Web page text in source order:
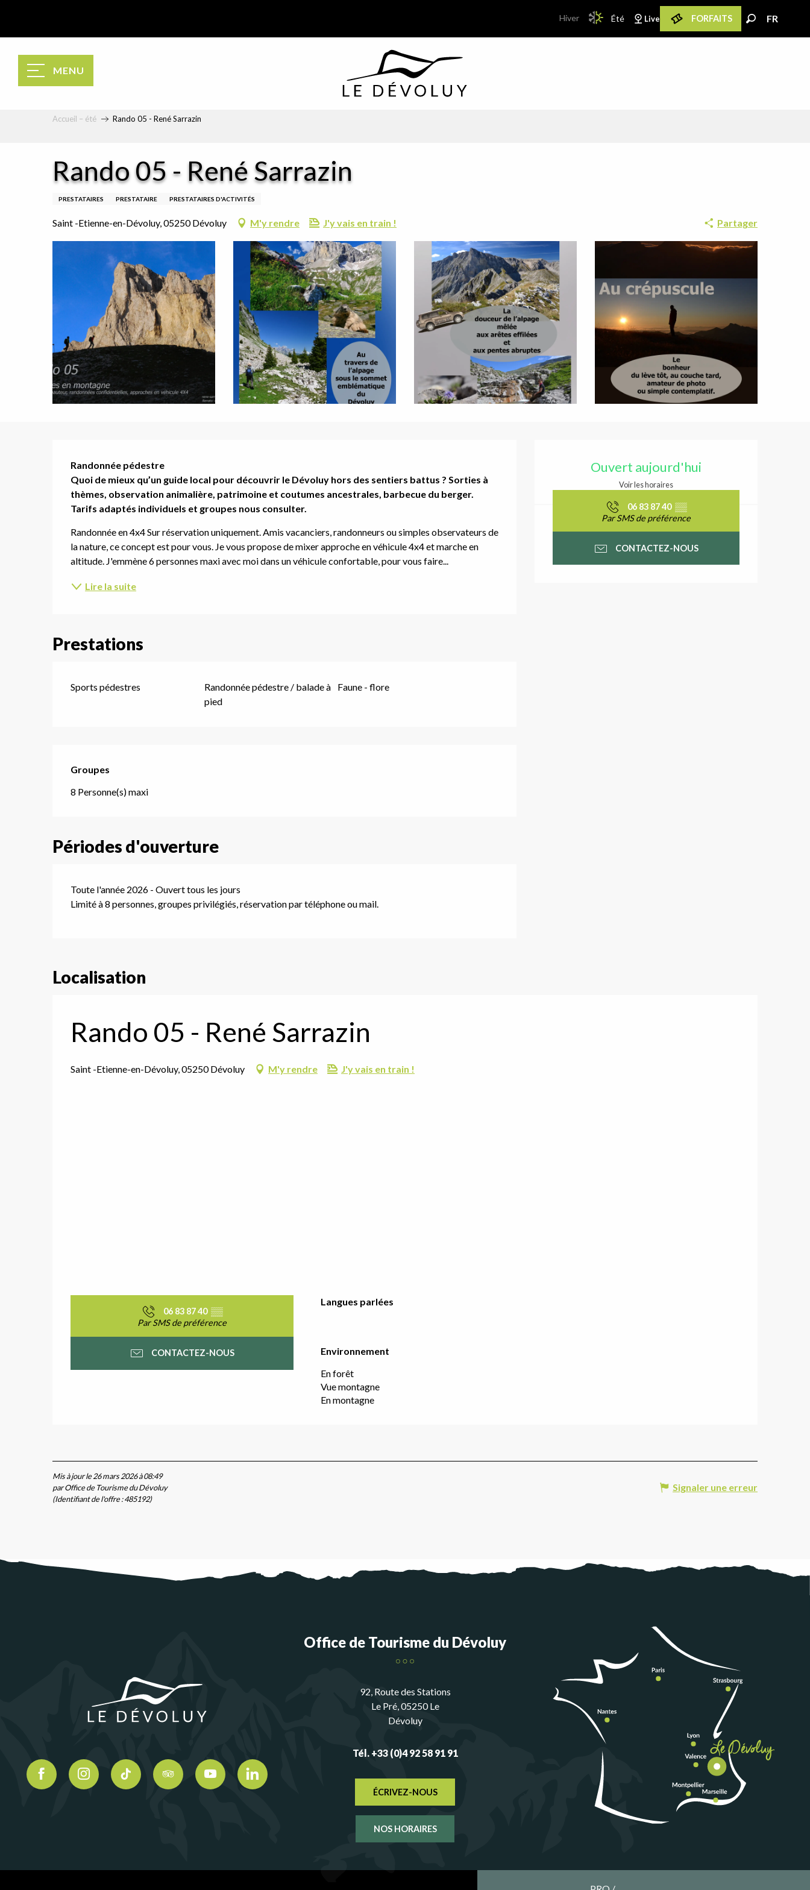
contenu
PAGE D’ACCUEIL ACTUELLE ÉTÉ : PASSER EN MODE HIVER
Hiver PAGE D’ACCUEIL ACTUELLE ÉTÉ : PASSER EN
Été
FR
Live FORFAITS FR
MENU
Accueil – été Rando 05 - René Sarrazin
Rando 05 - René Sarrazin
PRESTATAIRES PRESTATAIRE PRESTATAIRES D'ACTIVITÉS
Saint -Etienne-en-Dévoluy, 05250 Dévoluy M'y rendre J'y vais en train ! Partager
Ouverture et coordonnées
Ouvert aujourd'hui
Voir les horaires
06 83 87 40 ▒▒
Par SMS de préférence
CONTACTEZ-NOUS
Description
Randonnée pédestre
Quoi de mieux qu’un guide local pour découvrir le Dévoluy hors des sentiers battus ? Sorties à
thèmes, observation animalière, patrimoine et coutumes ancestrales, barbecue du berger.
Tarifs adaptés individuels et groupes nous consulter.
Randonnée en 4x4 Sur réservation uniquement. Amis vacanciers, randonneurs ou simples observateurs de
la nature, ce concept est pour vous. Je vous propose de mixer approche en véhicule 4x4 et marche en
altitude. J'emmène 6 personnes maxi avec moi dans un véhicule confortable, pour vous faire...
Lire la suite
Prestations
Sports pédestres
Randonnée pédestre / balade à
pied
Faune - flore
Groupes
Groupes
8 Personne(s) maxi
Périodes d'ouverture
Toute l'année 2026 - Ouvert tous les jours
Limité à 8 personnes, groupes privilégiés, réservation par téléphone ou mail.
Localisation
Rando 05 - René Sarrazin
Saint -Etienne-en-Dévoluy, 05250 Dévoluy M'y rendre J'y vais en train !
06 83 87 40 ▒▒
Par SMS de préférence
CONTACTEZ-NOUS
Langues parlées
Langues parlées
Environnement
Environnement
En forêt
Vue montagne
En montagne
Mis à jour le 26 mars 2026 à 08:49
par Office de Tourisme du Dévoluy
(Identifiant de l'offre :485192)
Signaler une erreur
Office de Tourisme du Dévoluy
92, Route des Stations
Le Pré, 05250 Le
Dévoluy
Tél. +33 (0)4 92 58 91 91
ÉCRIVEZ-NOUS
NOS HORAIRES